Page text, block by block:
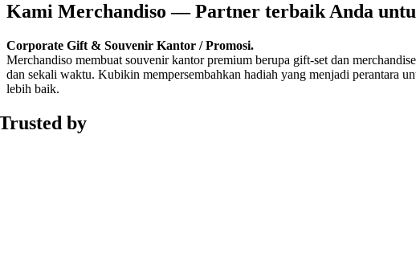
Kami Merchandiso — Partner terbaik Anda
Corporate Gift & Souvenir Kantor / Promosi.
Merchandiso membuat souvenir kantor premium berupa gift-set dan
dan sekali waktu. Kubikin mempersembahkan hadiah yang menjadi perantara
lebih baik.
by